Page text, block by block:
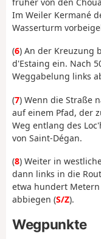
Im Weiler Kermané
Wasserturm
(6) An der Kreuzung
d'Estaing ein. Nach
Weggabelung links
(7) Wenn die Straße
auf einem Pfad, der
Weg entlang des
von Saint-Dégan.
(8) Weiter in
dann links in die
etwa hundert
abbiegen (S/Z).
Wegpunkte